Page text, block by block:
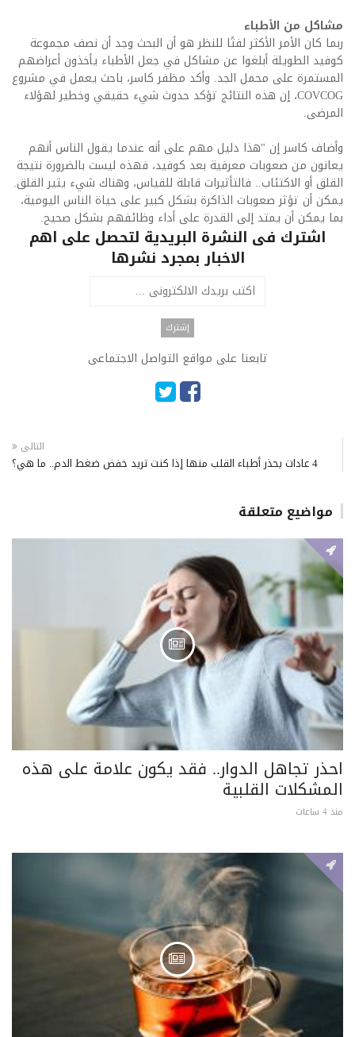
مشاكل من الأطباء
ربما كان الأمر الأكثر لفتًا للنظر هو أن البحث وجد أن نصف مجموعة
كوفيد الطويلة أبلغوا عن مشاكل في جعل الأطباء يأخذون أعراضهم
المستمرة على محمل الجد. وأكد مظفر كاسر، باحث يعمل في مشروع
COVCOG، إن هذه النتائج تؤكد حدوث شيء حقيقي وخطير لهؤلاء
المرضى.
وأضاف كاسر إن "هذا دليل مهم على أنه عندما يقول الناس أنهم
يعانون من صعوبات معرفية بعد كوفيد، فهذه ليست بالضرورة نتيجة
القلق أو الاكتئاب.. فالتأثيرات قابلة للقياس، وهناك شيء يثير القلق.
يمكن أن تؤثر صعوبات الذاكرة بشكل كبير على حياة الناس اليومية،
بما يمكن أن يمتد إلى القدرة على أداء وظائفهم بشكل صحيح.
اشترك فى النشرة البريدية لتحصل على اهم
الاخبار بمجرد نشرها
تابعنا على مواقع التواصل الاجتماعى
التالى
4 عادات يحذر أطباء القلب منها إذا كنت تريد خفض ضغط الدم.. ما هي؟
مواضيع متعلقة
احذر تجاهل الدوار.. فقد يكون علامة على هذه
المشكلات القلبية
منذ 4 ساعات